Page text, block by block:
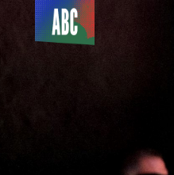
Du côté
de l’ABC